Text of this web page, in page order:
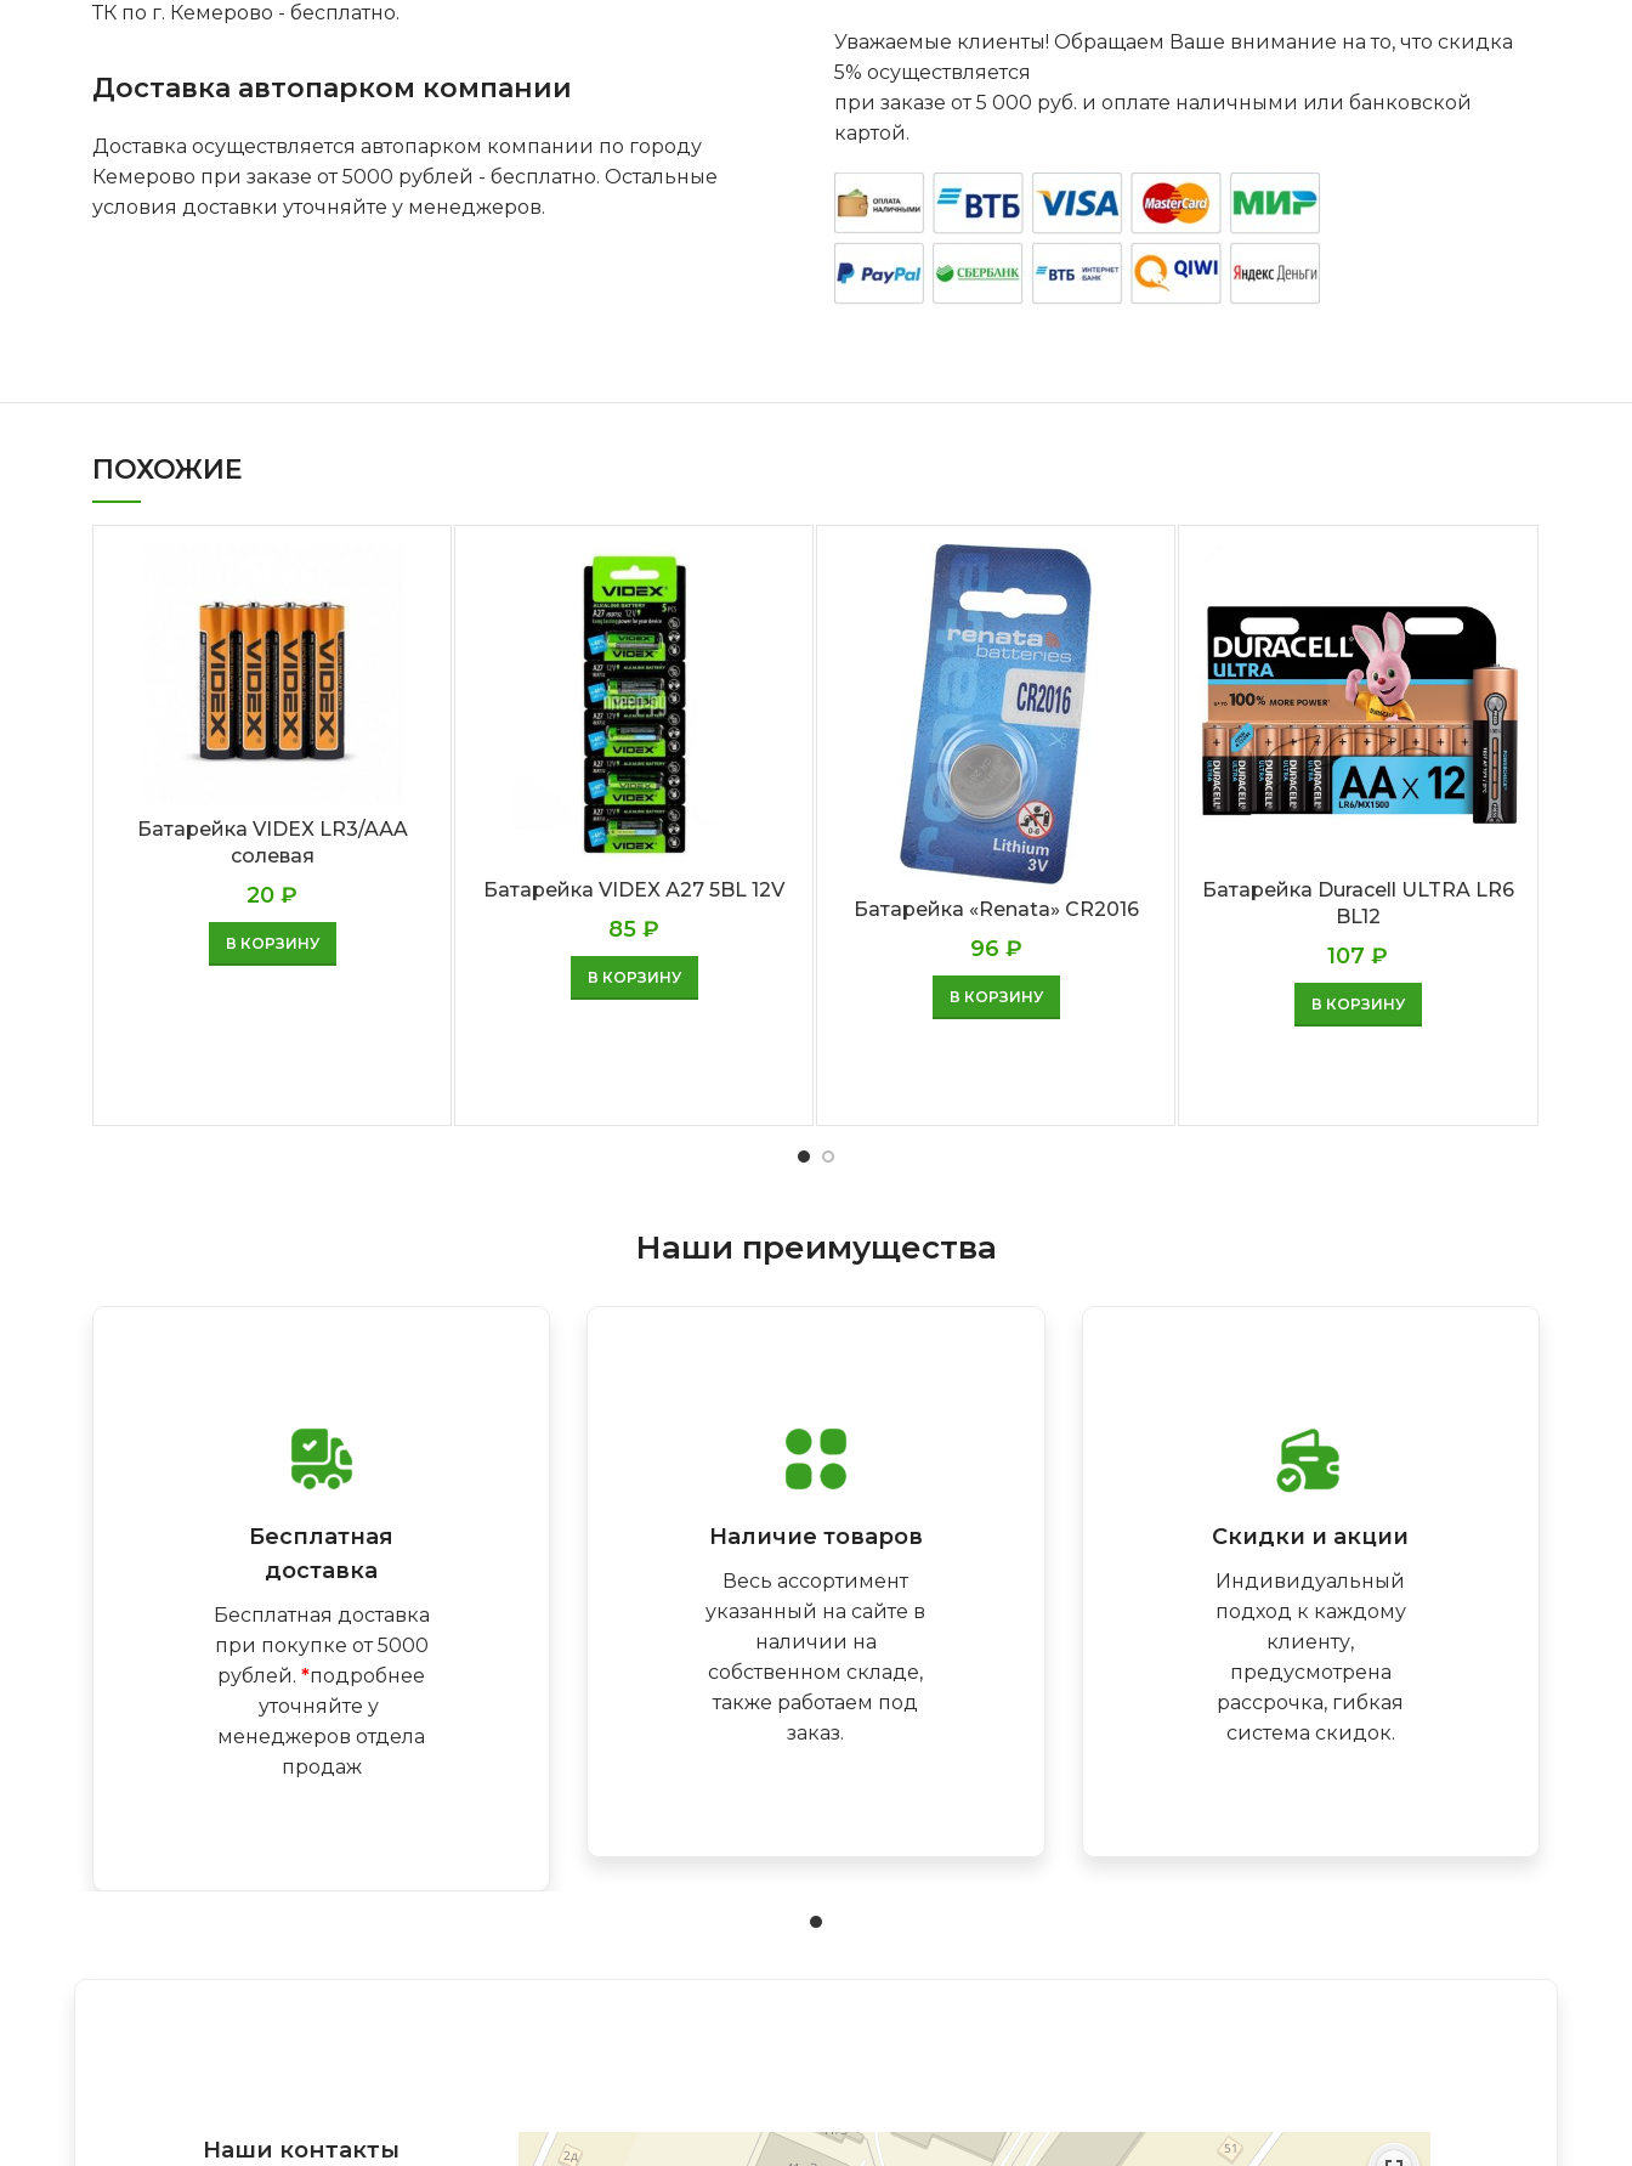
ТК по г. Кемерово - бесплатно.
Доставка автопарком компании
Доставка осуществляется автопарком компании по городу
Кемерово при заказе от 5000 рублей - бесплатно. Остальные
условия доставки уточняйте у менеджеров.
Уважаемые клиенты! Обращаем Ваше внимание на то, что скидка
5% осуществляется
при заказе от 5 000 руб. и оплате наличными или банковской
картой.
ПОХОЖИЕ
Батарейка VIDEX LR3/AАA
солевая
20₽
В КОРЗИНУ
Батарейка VIDEX А27 5BL 12V
85₽
В КОРЗИНУ
Батарейка «Renata» CR2016
96 ₽
В КОРЗИНУ
Батарейка Duracell ULTRA LR6
BL12
107₽
В КОРЗИНУ
Наши преимущества
Бесплатная
доставка
Бесплатная доставка
при покупке от 5000
рублей.*подробнее
уточняйте у
менеджеров отдела
продаж
Наличие товаров
Весь ассортимент
указанный на сайте в
наличии на
собственном складе,
также работаем под
заказ.
Скидки и акции
Индивидуальный
подход к каждому
клиенту,
предусмотрена
рассрочка, гибкая
система скидок.
Наши контакты